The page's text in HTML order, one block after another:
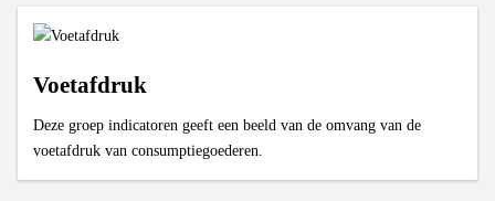
Voetafdruk
Deze groep indicatoren geeft een beeld van de omvang van de
voetafdruk van consumptiegoederen.